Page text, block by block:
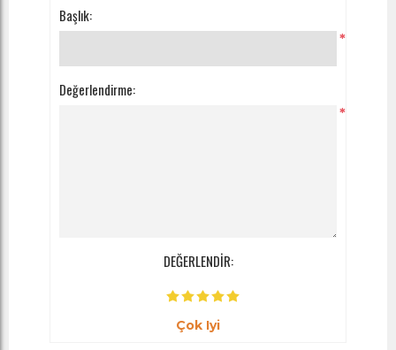
Başlık:
*
Değerlendirme:
*
DEĞERLENDİR:
Çok Iyi